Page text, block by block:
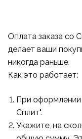
Оплата заказа со
делает ваши
никогда раньше.
Как это работает:
При оформлении
Сплит".
Укажите, на